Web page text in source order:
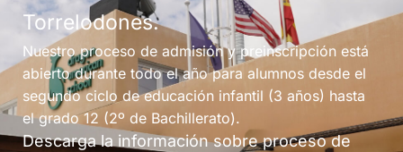
Torrelodones.
Nuestro proceso de admisión y preinscripción está
abierto durante todo el año para alumnos desde el
segundo ciclo de educación infantil (3 años) hasta
el grado 12 (2º de Bachillerato).
Descarga la información sobre proceso de